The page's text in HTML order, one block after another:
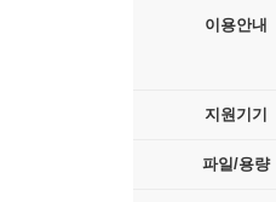
이용안내
지원기기
파일/용량